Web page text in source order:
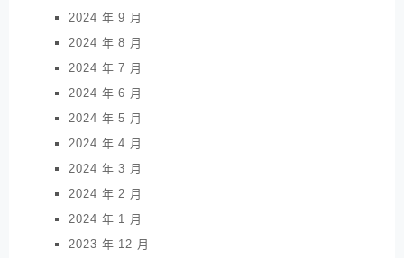
2024 年 9 月
2024 年 8 月
2024 年 7 月
2024 年 6 月
2024 年 5 月
2024 年 4 月
2024 年 3 月
2024 年 2 月
2024 年 1 月
2023 年 12 月